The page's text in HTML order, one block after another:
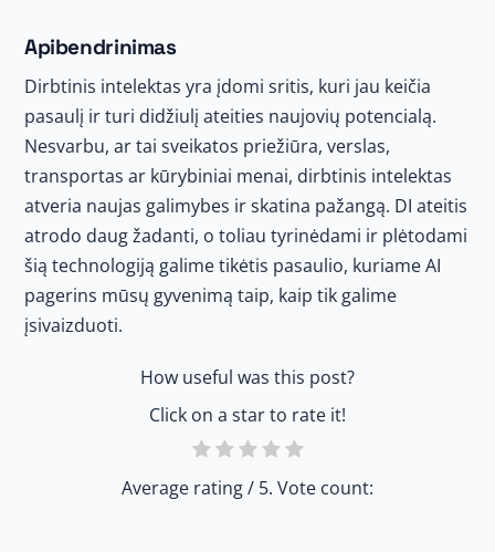
Apibendrinimas
Dirbtinis intelektas yra įdomi sritis, kuri jau keičia
pasaulį ir turi didžiulį ateities naujovių potencialą.
Nesvarbu, ar tai sveikatos priežiūra, verslas,
transportas ar kūrybiniai menai, dirbtinis intelektas
atveria naujas galimybes ir skatina pažangą. DI ateitis
atrodo daug žadanti, o toliau tyrinėdami ir plėtodami
šią technologiją galime tikėtis pasaulio, kuriame AI
pagerins mūsų gyvenimą taip, kaip tik galime
įsivaizduoti.
How useful was this post?
Click on a star to rate it!
Average rating/ 5. Vote count: